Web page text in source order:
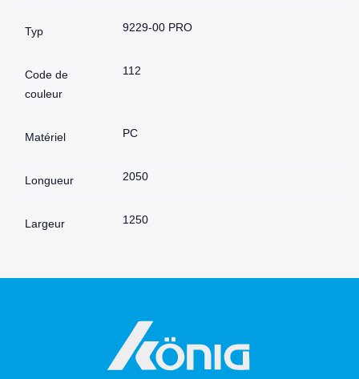
Typ 9229-00 PRO
Code de
couleur
112
Matériel PC
Longueur 2050
Largeur 1250